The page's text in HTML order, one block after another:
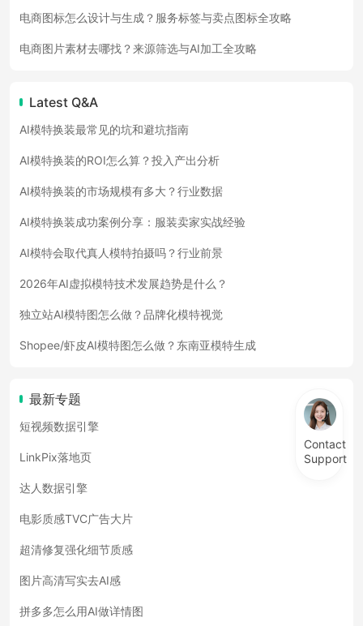
电商图标怎么设计与生成？服务标签与卖点图标全攻略
电商图片素材去哪找？来源筛选与AI加工全攻略
Latest Q&A
AI模特换装最常见的坑和避坑指南
AI模特换装的ROI怎么算？投入产出分析
AI模特换装的市场规模有多大？行业数据
AI模特换装成功案例分享：服装卖家实战经验
AI模特会取代真人模特拍摄吗？行业前景
2026年AI虚拟模特技术发展趋势是什么？
独立站AI模特图怎么做？品牌化模特视觉
Shopee/虾皮AI模特图怎么做？东南亚模特生成
最新专题
短视频数据引擎
LinkPix落地页
达人数据引擎
电影质感TVC广告大片
超清修复强化细节质感
图片高清写实去AI感
拼多多怎么用AI做详情图
Contact
Support